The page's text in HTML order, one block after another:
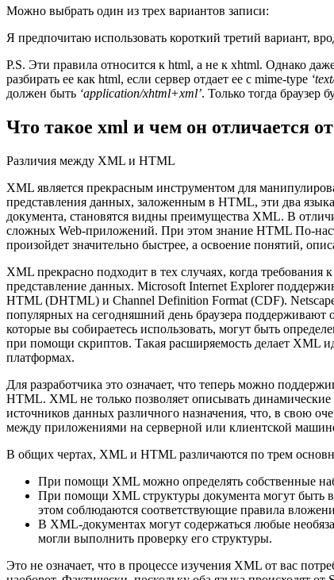
Можно выбрать один из трех вариантов записи:
Я предпочитаю использовать короткий третий вариант,
P.S. Эти правила относится к html, а не к xhtml. Однако
разбирать ее как html, если сервер отдает ее с mime-type
должен быть ‘application/xhtml+xml’. Только тогда браузер
Что такое xml и чем он отличается
Различия между XML и HTML
XML является прекрасным инструментом для
представления данных, заложенным в HTML, эти два
документа, становятся видны преимущества XML. В
сложных Web-приложений. При этом знание HTML По-
произойдет значительно быстрее, а освоение понятий,
XML прекрасно подходит в тех случаях, когда
представление данных. Microsoft Internet Explorer
HTML (DHTML) и Channel Definition Format (CDF).
популярных на сегодняшний день браузера
которые вы собираетесь использовать, могут быть
при помощи скриптов. Такая расширяемость делает XML
платформах.
Для разработчика это означает, что теперь можно
HTML. XML не только позволяет описывать
источников данных различного назначения, что, в свою
между приложениями на серверной или клиентской
В общих чертах, XML и HTML различаются по трем
При помощи XML можно определять собственные
При помощи XML структуры документа могут быть
этом соблюдаются соответствующие правила
В XML-документах могут содержаться любые
могли выполнить проверку его структуры.
Это не означает, что в процессе изучения XML от вас